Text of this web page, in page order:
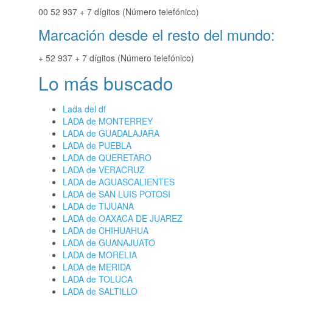
00 52 937 + 7 dígitos (Número telefónico)
Marcación desde el resto del mundo:
+ 52 937 + 7 dígitos (Número telefónico)
Lo más buscado
Lada del df
LADA de MONTERREY
LADA de GUADALAJARA
LADA de PUEBLA
LADA de QUERETARO
LADA de VERACRUZ
LADA de AGUASCALIENTES
LADA de SAN LUIS POTOSI
LADA de TIJUANA
LADA de OAXACA DE JUAREZ
LADA de CHIHUAHUA
LADA de GUANAJUATO
LADA de MORELIA
LADA de MERIDA
LADA de TOLUCA
LADA de SALTILLO